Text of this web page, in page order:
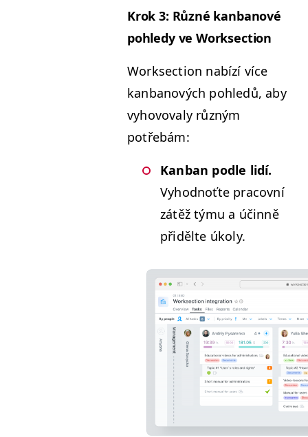
Krok 3: Různé kan­banové
pohledy ve Worksection
Work­sec­tion nabízí více
kan­banových pohledů, aby
vyhovo­valy různým
potřebám:
Kan­ban podle lidí.
Vyhod­noťte pra­cov­ní
zátěž týmu a účin­ně
přidělte úkoly.